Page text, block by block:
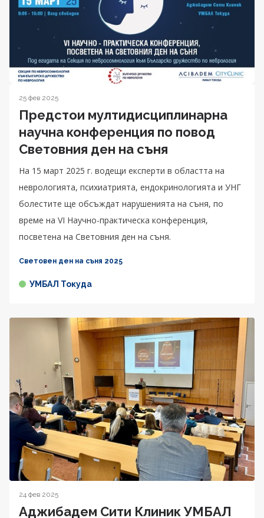
25 фев 2025
Предстои мултидисциплинарна
научна конференция по повод
Световния ден на съня
На 15 март 2025 г. водещи експерти в областта на
неврологията, психиатрията, ендокринологията и УНГ
болестите ще обсъждат нарушенията на съня, по
време на VI Научно-практическа конференция,
посветена на Световния ден на съня.
Световен ден на съня 2025
УМБАЛ Токуда
24 фев 2025
Аджибадем Сити Клиник УМБАЛ